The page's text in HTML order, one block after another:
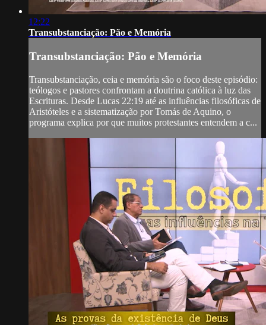
12:22
Transubstanciação: Pão e Memória
Transubstanciação: Pão e Memória
Transubstanciação, ceia e memória são o foco deste episódio:
teólogos e pastores confrontam a doutrina católica à luz das
Escrituras. Desde Lucas 22:19 até as influências filosóficas de
Aristóteles e a sistematização por Tomás de Aquino, o
programa explica por que muitos protestantes entendem a c...